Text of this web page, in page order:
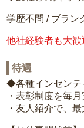
学歴不問 / ブラン
他社経験者も大歓
待遇
◆各種インセンテ
・表彰制度を毎
・友人紹介で、